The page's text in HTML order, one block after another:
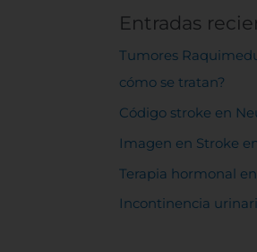
Entradas
Tumores
cómo se tratan?
Código stroke en
Imagen en Stroke
Terapia hormonal
Incontinencia